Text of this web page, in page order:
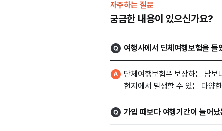
자주하는 질문
궁금한 내용이 있으신가요?
여행사에서 단체여행보험을
단체여행보험은 보장하는 담
현지에서 발생할 수 있는 다양
가입 때보다 여행기간이 늘어